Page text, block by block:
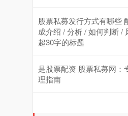
股票私募发行方式有哪些
成介绍 / 分析 / 如何判断 /
超30字的标题
是股票配资 股票私募网：
理指南